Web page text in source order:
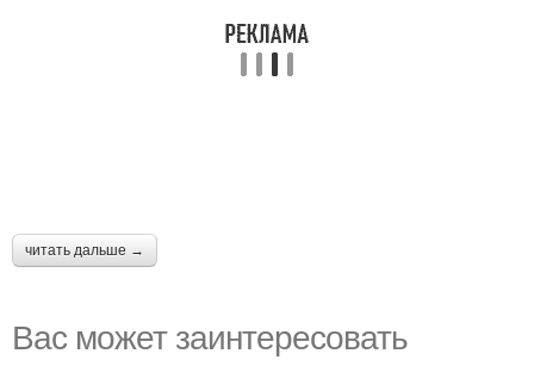
читать дальше →
Вас может заинтересовать